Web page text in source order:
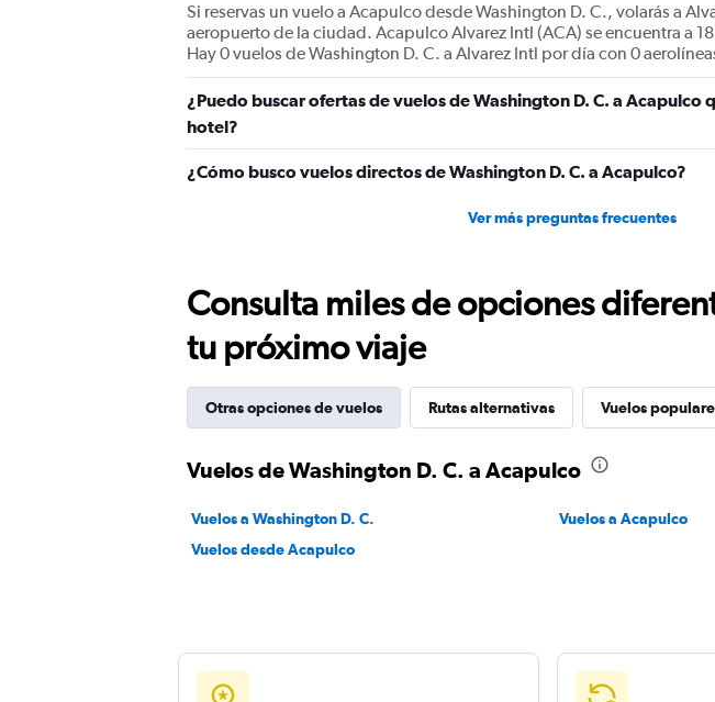
Si reservas un vuelo a Acapulco desde Washington D. C., volarás a
aeropuerto de la ciudad. Acapulco Alvarez Intl (ACA) se encuentra a
Hay 0 vuelos de Washington D. C. a Alvarez Intl por día con 0
¿Puedo buscar ofertas de vuelos de Washington D. C. a Acapulco
hotel?
¿Cómo busco vuelos directos de Washington D. C. a Acapulco?
Ver más preguntas frecuentes
Consulta miles de opciones
tu próximo viaje
Otras opciones de vuelos Rutas alternativas Vuelos
Vuelos de Washington D. C. a Acapulco
Vuelos a Washington D. C. Vuelos a Acapulco
Vuelos desde Acapulco